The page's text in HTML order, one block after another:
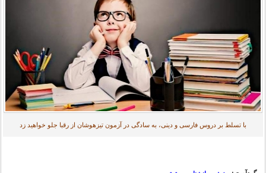
با تسلط بر دروس فارسی و دینی، به سادگی در آزمون تیزهوشان از رقبا جلو خواهید زد